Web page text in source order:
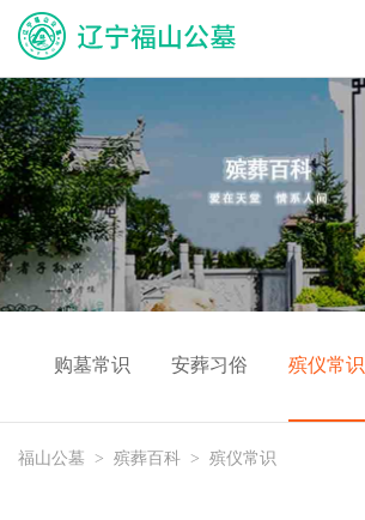
购墓常识 安葬习俗 殡仪常识
福山公墓 > 殡葬百科 > 殡仪常识